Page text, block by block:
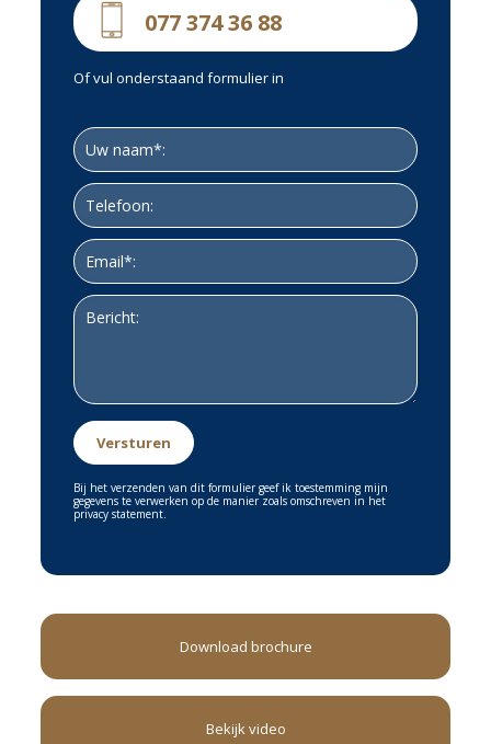
077 374 36 88
Of vul onderstaand formulier in
Bij het verzenden van dit formulier geef ik toestemming mijn
gegevens te verwerken op de manier zoals omschreven in het
privacy statement.
Download brochure
Bekijk video